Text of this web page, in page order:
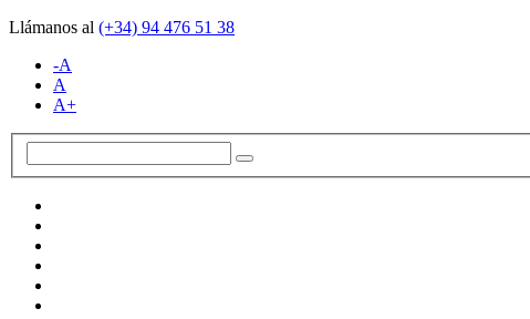
Llámanos al (+34) 94 476 51 38
-A
A
A+